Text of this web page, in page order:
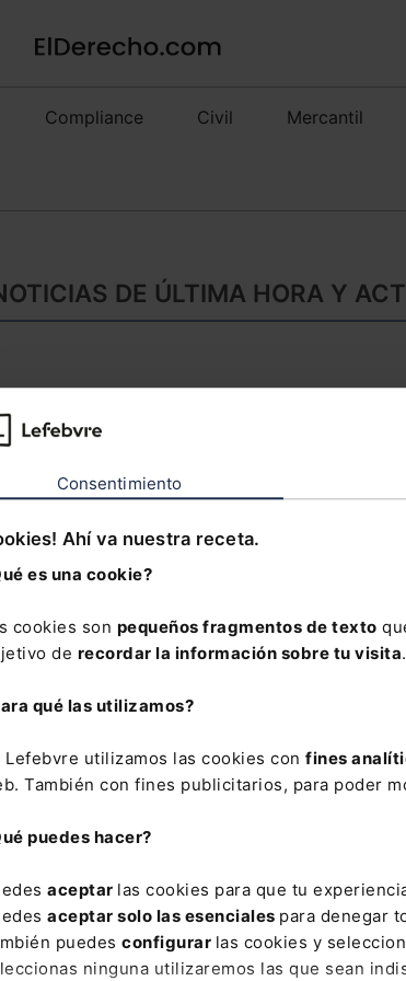
Consentimiento
Ahí va nuestra receta.
es una cookie?
cookies son pequeños fragmentos de texto
de recordar la información sobre tu visita.
qué las utilizamos?
Lefebvre utilizamos las cookies con fines
También con fines publicitarios, para poder
puedes hacer?
aceptar las cookies para que tu
aceptar solo las esenciales para denegar
puedes configurar las cookies y
ninguna utilizaremos las que sean
Compliance Civil Mercantil
DE ÚLTIMA HORA Y
INTERESAR
ACÚSTICA EVALUACIÓN DE IMPACTO
DERECHOS DE LAS NIÑAS Y MUJERES CON DISCAPACIDAD
SERES HUMANOS